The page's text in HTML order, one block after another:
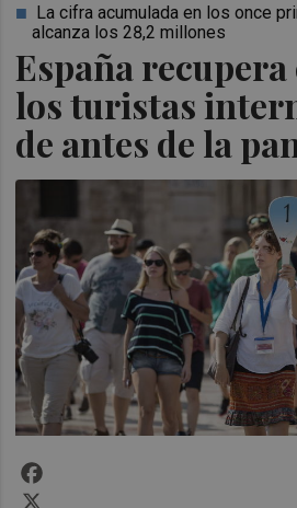
España recupera
los turistas
de antes de la
La cifra acumulada en los once
alcanza los 28,2 millones